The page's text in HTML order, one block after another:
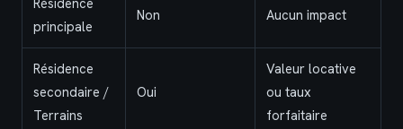
principale
Non Aucun impact
Résidence
secondaire /
Terrains
Oui
Valeur locative
ou taux
forfaitaire